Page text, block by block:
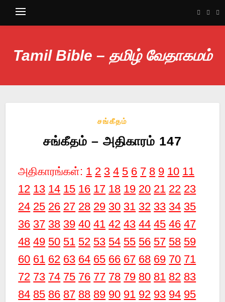
Tamil Bible – தமிழ் வேதாகமம்
சங்கீதம்
சங்கீதம் – அதிகாரம் 147
அதிகாரங்கள்: 1 2 3 4 5 6 7 8 9 10 11
12 13 14 15 16 17 18 19 20 21 22 23
24 25 26 27 28 29 30 31 32 33 34 35
36 37 38 39 40 41 42 43 44 45 46 47
48 49 50 51 52 53 54 55 56 57 58 59
60 61 62 63 64 65 66 67 68 69 70 71
72 73 74 75 76 77 78 79 80 81 82 83
84 85 86 87 88 89 90 91 92 93 94 95